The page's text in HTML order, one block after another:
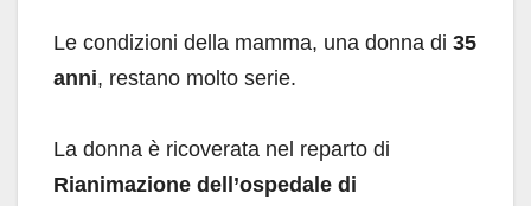
Le condizioni della mamma, una donna di 35
anni, restano molto serie.
La donna è ricoverata nel reparto di
Rianimazione dell’ospedale di